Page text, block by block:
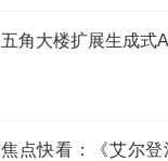
五角大楼扩展生成式
焦点快看：《艾尔登